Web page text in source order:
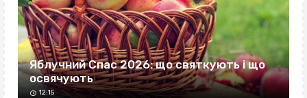
Яблучний Спас 2026: що святкують і що
освячують
12:15